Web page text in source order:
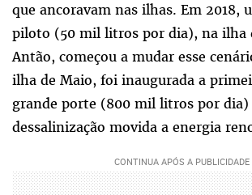
que ancoravam nas ilhas. Em 2018,
piloto (50 mil litros por dia), na ilha
Antão, começou a mudar esse
ilha de Maio, foi inaugurada a
grande porte (800 mil litros por dia)
dessalinização movida a energia